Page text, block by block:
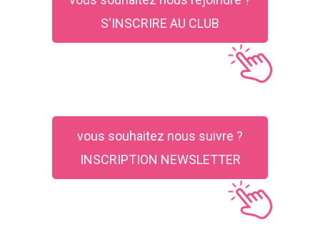
S'INSCRIRE AU CLUB
vous souhaitez nous suivre ?
INSCRIPTION NEWSLETTER